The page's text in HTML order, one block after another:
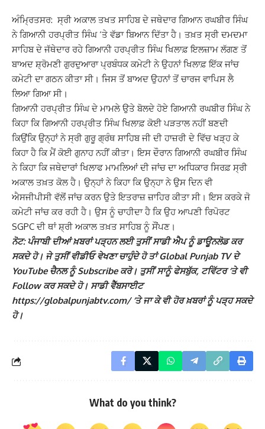
ਅੰਮ੍ਰਿਤਸਰ: ਸ੍ਰੀ ਅਕਾਲ ਤਖਤ ਸਾਹਿਬ ਦੇ ਜਥੇਦਾਰ ਗਿਆਨ ਰਘਬੀਰ ਸਿੰਘ
ਨੇ ਗਿਆਨੀ ਹਰਪ੍ਰੀਤ ਸਿੰਘ ‘ਤੇ ਵੱਡਾ ਬਿਆਨ ਦਿੱਤਾ ਹੈ। ਤਖ਼ਤ ਸ੍ਰੀ ਦਮਦਮਾ
ਸਾਹਿਬ ਦੇ ਜੱਥੇਦਾਰ ਰਹੇ ਗਿਆਨੀ ਹਰਪ੍ਰੀਤ ਸਿੰਘ ਖਿਲਾਫ਼ ਇਲਜ਼ਾਮ ਲੱਗਣ ਤੋਂ
ਬਾਅਦ ਸ਼੍ਰੋਮਣੀ ਗੁਰਦੁਆਰਾ ਪ੍ਰਬੰਧਕ ਕਮੇਟੀ ਨੇ ਉਹਨਾਂ ਖਿਲਾਫ਼ ਇੱਕ ਜਾਂਚ
ਕਮੇਟੀ ਦਾ ਗਠਨ ਕੀਤਾ ਸੀ। ਜਿਸ ਤੋਂ ਬਾਅਦ ਉਹਨਾਂ ਤੋਂ ਚਾਰਜ ਵਾਪਿਸ ਲੈ
ਲਿਆ ਗਿਆ ਸੀ।
ਗਿਆਨੀ ਹਰਪ੍ਰੀਤ ਸਿੰਘ ਦੇ ਮਾਮਲੇ ਉਤੇ ਬੋਲਦੇ ਹੋਏ ਗਿਆਨੀ ਰਘਬੀਰ ਸਿੰਘ ਨੇ
ਕਿਹਾ ਕਿ ਗਿਆਨੀ ਹਰਪ੍ਰੀਤ ਸਿੰਘ ਖਿਲਾਫ਼ ਕੋਈ ਪੜਤਾਲ ਨਹੀਂ ਬਣਦੀ
ਕਿਉਂਕਿ ਉਨ੍ਹਾਂ ਨੇ ਸ੍ਰੀ ਗੁਰੂ ਗ੍ਰੰਥ ਸਾਹਿਬ ਜੀ ਦੀ ਹਾਜ਼ਰੀ ਦੇ ਵਿੱਚ ਖੜ੍ਹ ਕੇ
ਕਿਹਾ ਹੈ ਕਿ ਮੈਂ ਕੋਈ ਗੁਨਾਹ ਨਹੀਂ ਕੀਤਾ। ਇਸ ਦੌਰਾਨ ਗਿਆਨੀ ਰਘਬੀਰ ਸਿੰਘ
ਨੇ ਕਿਹਾ ਕਿ ਜਥੇਦਾਰਾਂ ਖਿਲਾਫ ਮਾਮਲਿਆਂ ਦੀ ਜਾਂਚ ਦਾ ਅਧਿਕਾਰ ਸਿਰਫ਼ ਸ੍ਰੀ
ਅਕਾਲ ਤਖ਼ਤ ਕੋਲ ਹੈ। ਉਨ੍ਹਾਂ ਨੇ ਕਿਹਾ ਕਿ ਉਨ੍ਹਾ ਨੇ ਉਸ ਦਿਨ ਵੀ
ਐਸਜੀਪੀਸੀ ਵੱਲੋਂ ਜਾਂਚ ਕਰਨ ਉਤੇ ਇਤਰਾਜ਼ ਜ਼ਾਹਿਰ ਕੀਤਾ ਸੀ। ਇਸ ਕਰਕੇ ਜੋ
ਕਮੇਟੀ ਜਾਂਚ ਕਰ ਰਹੀ ਹੈ। ਉਸ ਨੂੰ ਚਾਹੀਦਾ ਹੈ ਕਿ ਉਹ ਆਪਣੀ ਰਿਪੋਰਟ
SGPC ਦੀ ਥਾਂ ਸ਼੍ਰੀ ਅਕਾਲ ਤਖ਼ਤ ਸਾਹਿਬ ਨੂੰ ਸੌਂਪਣ।
ਨੋਟ: ਪੰਜਾਬੀ ਦੀਆਂ ਖ਼ਬਰਾਂ ਪੜ੍ਹਨ ਲਈ ਤੁਸੀਂ ਸਾਡੀ ਐਪ ਨੂੰ ਡਾਊਨਲੋਡ ਕਰ
ਸਕਦੇ ਹੋ। ਜੇ ਤੁਸੀਂ ਵੀਡੀਓ ਵੇਖਣਾ ਚਾਹੁੰਦੇ ਹੋ ਤਾਂ Global Punjab TV ਦੇ
YouTube ਚੈਨਲ ਨੂੰ Subscribe ਕਰੋ। ਤੁਸੀਂ ਸਾਨੂੰ ਫੇਸਬੁੱਕ, ਟਵਿੱਟਰ ‘ਤੇ ਵੀ
Follow ਕਰ ਸਕਦੇ ਹੋ। ਸਾਡੀ ਵੈੱਬਸਾਈਟ
https://globalpunjabtv.com/ ‘ਤੇ ਜਾ ਕੇ ਵੀ ਹੋਰ ਖ਼ਬਰਾਂ ਨੂੰ ਪੜ੍ਹ ਸਕਦੇ
ਹੋ।
What do you think?